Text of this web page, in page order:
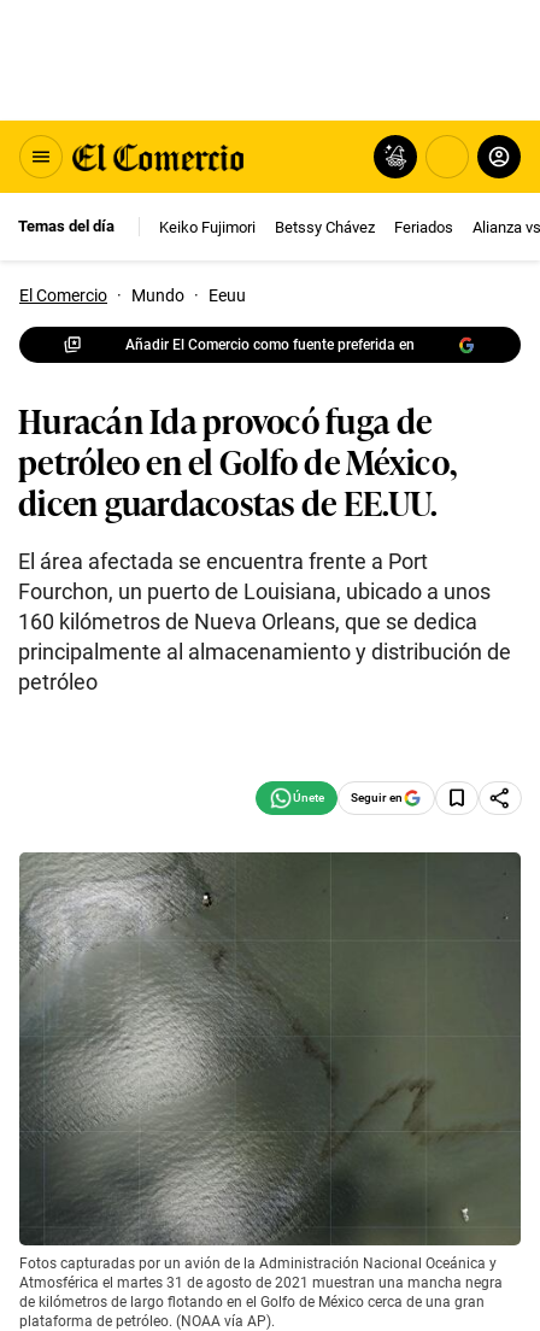
Temas del día Keiko Fujimori Betssy Chávez Feriados Alianza
El Comercio · Mundo · Eeuu
Añadir El Comercio como fuente preferida en
Huracán Ida provocó fuga de
petróleo en el Golfo de México,
dicen guardacostas de EE.UU.
El área afectada se encuentra frente a Port
Fourchon, un puerto de Louisiana, ubicado a unos
160 kilómetros de Nueva Orleans, que se dedica
principalmente al almacenamiento y distribución de
petróleo
Seguir en
Fotos capturadas por un avión de la Administración Nacional Oceánica y
Atmosférica el martes 31 de agosto de 2021 muestran una mancha negra
de kilómetros de largo flotando en el Golfo de México cerca de una gran
plataforma de petróleo. (NOAA vía AP).